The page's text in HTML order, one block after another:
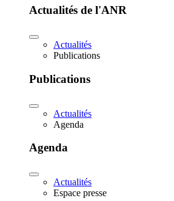
Actualités de l'ANR
Actualités
Publications
Publications
Actualités
Agenda
Agenda
Actualités
Espace presse